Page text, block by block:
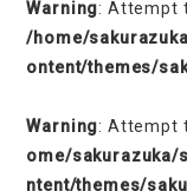
Warning: Attempt
/home/
ontent/themes/
Warning: Attempt
ome/sakurazuka/
ntent/themes/